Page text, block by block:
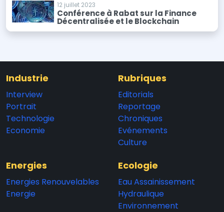
12 juillet 2023
Conférence à Rabat sur la Finance
Décentralisée et le Blockchain
Industrie
Interview
Portrait
Technologie
Economie
Rubriques
Editorials
Reportage
Chroniques
Evénements
Culture
Energies
Energies Renouvelables
Energie
Ecologie
Eau Assainissement
Hydraulique
Environnement